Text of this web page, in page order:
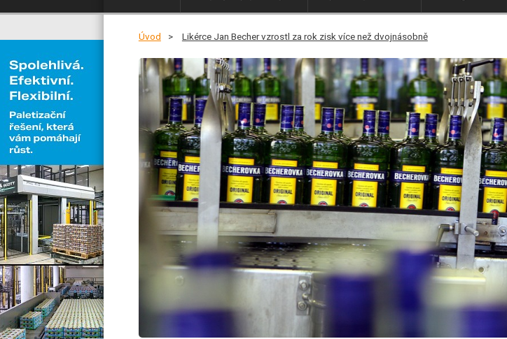
Úvod Likérce Jan Becher vzrostl za rok zisk více než dvojnásobně